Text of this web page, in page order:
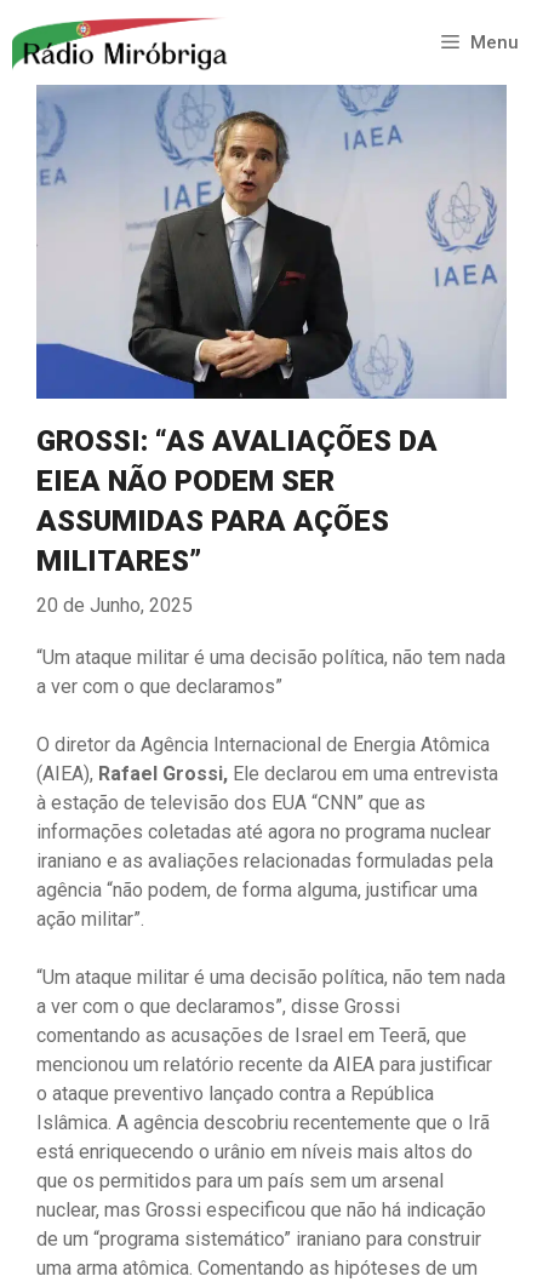
para
conteúdo
Menu
GROSSI: “AS AVALIAÇÕES DA
EIEA NÃO PODEM SER
ASSUMIDAS PARA AÇÕES
MILITARES”
20 de Junho, 2025
“Um ataque militar é uma decisão política, não tem nada
a ver com o que declaramos”
O diretor da Agência Internacional de Energia Atômica
(AIEA), Rafael Grossi, Ele declarou em uma entrevista
à estação de televisão dos EUA “CNN” que as
informações coletadas até agora no programa nuclear
iraniano e as avaliações relacionadas formuladas pela
agência “não podem, de forma alguma, justificar uma
ação militar”.
“Um ataque militar é uma decisão política, não tem nada
a ver com o que declaramos”, disse Grossi
comentando as acusações de Israel em Teerã, que
mencionou um relatório recente da AIEA para justificar
o ataque preventivo lançado contra a República
Islâmica. A agência descobriu recentemente que o Irã
está enriquecendo o urânio em níveis mais altos do
que os permitidos para um país sem um arsenal
nuclear, mas Grossi especificou que não há indicação
de um “programa sistemático” iraniano para construir
uma arma atômica. Comentando as hipóteses de um